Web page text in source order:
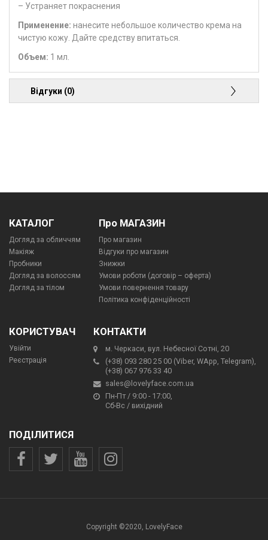
– Устраняет покраснения
Применение: нанесите небольшое количество крема на
чистую кожу. Дайте средству впитаться.
Объем: 1 мл.
Відгуки (0)
КАТАЛОГ
Догляд за обличчям
Макіяж
Пробники
Догляд за волоссям
Догляд за тілом
Про МАГАЗИН
Про магазин
Відгуки про магазин
Знижки
Умови роботи (договір – оферта)
Умови повернення товару
Політика конфіденційності
КОРИСТУВАЧ
Увійти
Реєстрація
КОНТАКТИ
м. Черкаси, вул. Небесної Сотні, 20
(+38) 093 280 25 00 (Viber, WApp, Telegram),
(+38) 067 976 33 40
sales@lovelyface.com.ua
Пн-Пт / 9:00 - 17:00,
Сб-Вс / вихідний
ПОДІЛИТИСЯ
Copyright ©2020, LovelyFace